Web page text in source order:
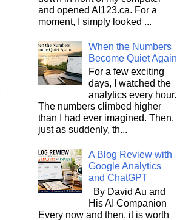
and opened AI123.ca. For a
moment, I simply looked ...
When the Numbers
Become Quiet Again
For a few exciting
days, I watched the
analytics every hour.
The numbers climbed higher
than I had ever imagined. Then,
just as suddenly, th...
A Blog Review with
Google Analytics
and ChatGPT
By David Au and
His AI Companion
Every now and then, it is worth